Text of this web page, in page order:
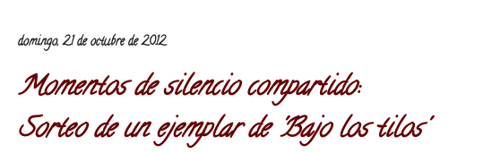
domingo, 21 de octubre de 2012
Momentos de silencio compartido:
Sorteo de un ejemplar de 'Bajo los tilos'